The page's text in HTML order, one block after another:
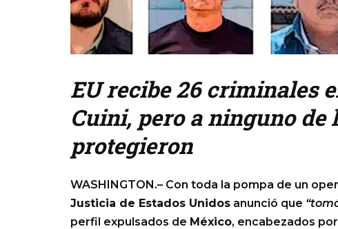
EU recibe 26 criminales
Cuini, pero a ninguno de
protegieron
WASHINGTON.– Con toda la pompa de un
Justicia de Estados Unidos anunció que
perfil expulsados de México, encabezados por